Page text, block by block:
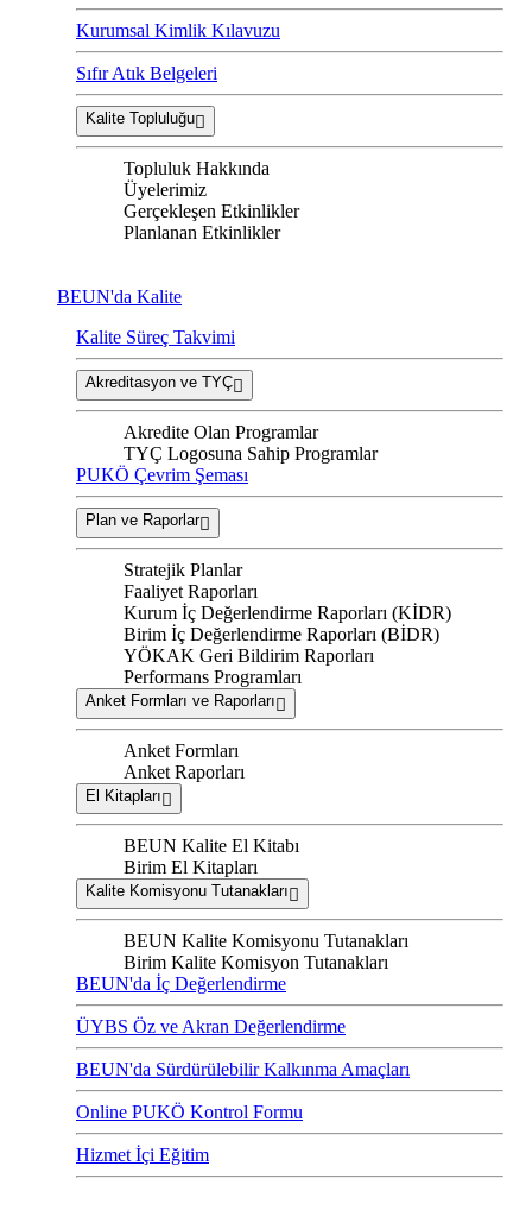
Kurumsal Kimlik Kılavuzu
Sıfır Atık Belgeleri
Kalite Topluluğu
Topluluk Hakkında
Üyelerimiz
Gerçekleşen Etkinlikler
Planlanan Etkinlikler
BEUN'da Kalite
Kalite Süreç Takvimi
Akreditasyon ve TYÇ
Akredite Olan Programlar
TYÇ Logosuna Sahip Programlar
PUKÖ Çevrim Şeması
Plan ve Raporlar
Stratejik Planlar
Faaliyet Raporları
Kurum İç Değerlendirme Raporları (KİDR)
Birim İç Değerlendirme Raporları (BİDR)
YÖKAK Geri Bildirim Raporları
Performans Programları
Anket Formları ve Raporları
Anket Formları
Anket Raporları
El Kitapları
BEUN Kalite El Kitabı
Birim El Kitapları
Kalite Komisyonu Tutanakları
BEUN Kalite Komisyonu Tutanakları
Birim Kalite Komisyon Tutanakları
BEUN'da İç Değerlendirme
ÜYBS Öz ve Akran Değerlendirme
BEUN'da Sürdürülebilir Kalkınma Amaçları
Online PUKÖ Kontrol Formu
Hizmet İçi Eğitim